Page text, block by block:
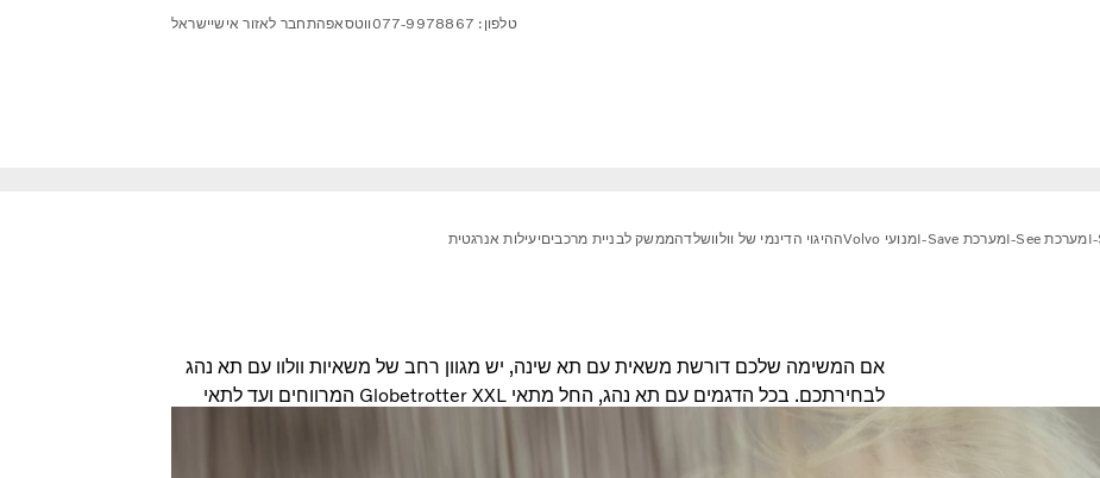
טלפון: 077-9978867 ווטסאפהתחבר לאזור אישיישראל
מערכת I-See מערכת I-Save מנועי Volvo ההיגוי הדינמי של וולוושלדהממשק לבניית מרכביםיעילות אנרגטית
אם המשימה שלכם דורשת משאית עם תא שינה, יש מגוון רחב של משאיות וולוו עם תא נהג
לבחירתכם. בכל הדגמים עם תא נהג, החל מתאי Globetrotter XXL המרווחים ועד לתאי
השינה הקומפקטיים יותר, תמצאו פתרונות שיכולים להפוך כל יום על הכביש לטוב יותר.